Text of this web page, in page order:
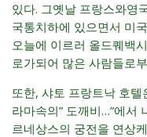
있다. 그옛날 프랑스와영
국통치하에 있으면서 미
오늘에 이르러 올드퀘백
로가되어 많은 사람들로
또한, 샤토 프랑트낙 호
라마속의” 도깨비…”에서
르네상스의 궁전을 연상